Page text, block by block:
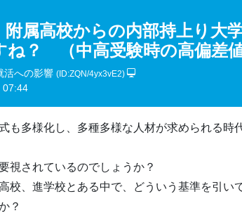
属高校からの内部持上り大
ね？ （中高受験時の高偏差値
活への影響 (ID:ZQN/4yx3vE2)
07:44
も多様化し、多種多様な人材が求められる時
視されているのでしょうか？
校、進学校とある中で、どういう基準を引い
？